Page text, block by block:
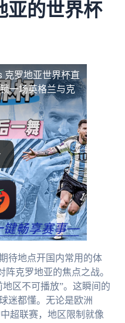
亚的世界杯
克罗地亚世界杯直
一场英格兰与克
待地点开国内常用的体
克罗地亚的焦点之战。
区不可播放”。这瞬间的
迷都懂。无论是欧洲
超联赛，地区限制就像